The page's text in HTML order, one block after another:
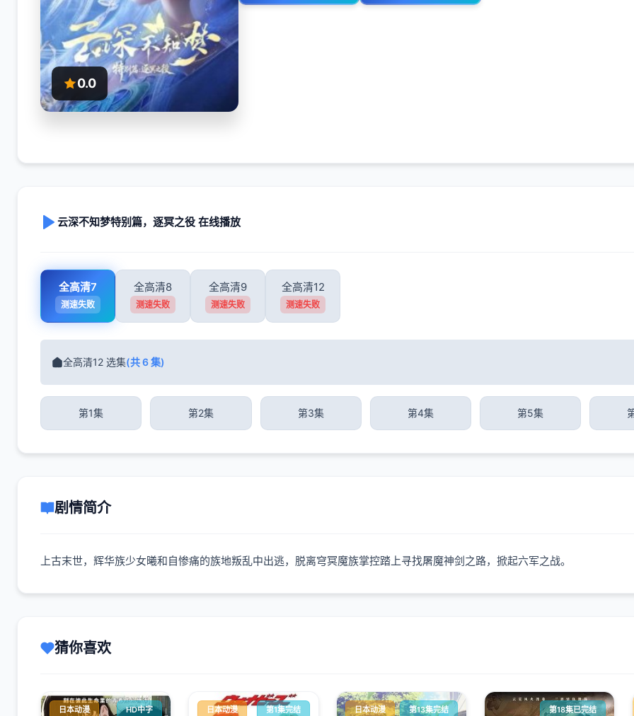
0.0
云深不知梦特别篇，逐冥之役​ 在线播放
全高清7
测速失败
全高清8
测速失败
全高清9
测速失败
全高清12
测速失败
全高清12 选集(共 6 集)
第1集 第2集 第3集 第4集 第5集
剧情简介
上古末世，辉华族少女曦和自惨痛的族地叛乱中出逃，脱离穹冥魔族掌控踏上寻找屠魔神剑之路，掀起六军之战。
猜你喜欢
日本动漫 HD中字 日本动漫 第1集完结 日本动漫 第13集完结 第18集已完结